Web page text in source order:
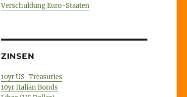
Verschuldung Euro-Staaten
ZINSEN
10yr US-Treasuries
10yr Italian Bonds